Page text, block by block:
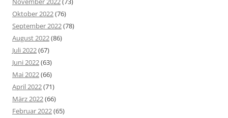
Oktober 2022(76)
September 2022(78)
August 2022(86)
Juli 2022(67)
Juni 2022(63)
Mai 2022(66)
April 2022(71)
März 2022(66)
Februar 2022(65)